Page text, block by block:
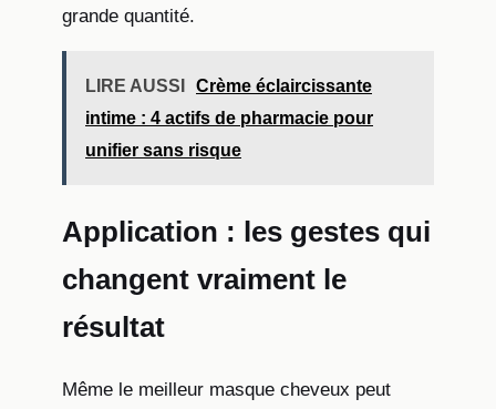
grande quantité.
LIRE AUSSI
Crème éclaircissante
intime : 4 actifs de pharmacie pour
unifier sans risque
Application : les gestes qui
changent vraiment le
résultat
Même le meilleur masque cheveux peut